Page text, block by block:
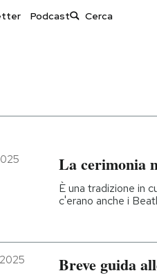
Podcast
Moda
Ok Boomer!
Mondiali
La cerimonia
È una tradizione in
c'erano anche i
Breve guida